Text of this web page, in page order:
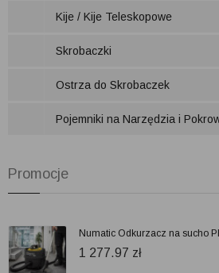
Kije / Kije Teleskopowe
Skrobaczki
Ostrza do Skrobaczek
Pojemniki na Narzędzia i
Promocje
Numatic Odkurzacz na sucho
1 277.97 zł